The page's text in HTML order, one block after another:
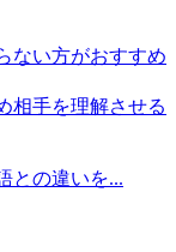
ない方がおすすめ
相手を理解させる
との違いを...